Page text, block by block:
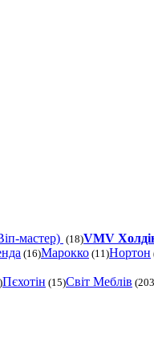
мастер) (18)VMV
(16)Марокко (11)Нортон
Пєхотін (15)Світ Меблів